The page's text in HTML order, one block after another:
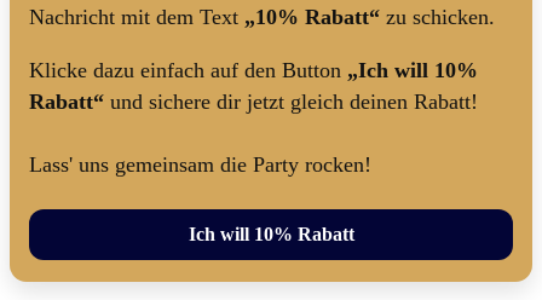
Nachricht mit dem Text „10% Rabatt“ zu schicken.
Klicke dazu einfach auf den Button „Ich will 10%
Rabatt“ und sichere dir jetzt gleich deinen Rabatt!
Lass' uns gemeinsam die Party rocken!
Ich will 10% Rabatt